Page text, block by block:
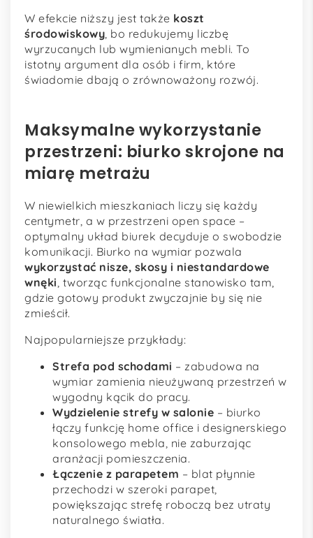
W efekcie niższy jest także koszt
środowiskowy, bo redukujemy liczbę
wyrzucanych lub wymienianych mebli. To
istotny argument dla osób i firm, które
świadomie dbają o zrównoważony rozwój.
Maksymalne wykorzystanie
przestrzeni: biurko skrojone na
miarę metrażu
W niewielkich mieszkaniach liczy się każdy
centymetr, a w przestrzeni open space –
optymalny układ biurek decyduje o swobodzie
komunikacji. Biurko na wymiar pozwala
wykorzystać nisze, skosy i niestandardowe
wnęki , tworząc funkcjonalne stanowisko tam,
gdzie gotowy produkt zwyczajnie by się nie
zmieścił.
Najpopularniejsze przykłady:
Strefa pod schodami – zabudowa na
wymiar zamienia nieużywaną przestrzeń w
wygodny kącik do pracy.
Wydzielenie strefy w salonie – biurko
łączy funkcję home office i designerskiego
konsolowego mebla, nie zaburzając
aranżacji pomieszczenia.
Łączenie z parapetem – blat płynnie
przechodzi w szeroki parapet,
powiększając strefę roboczą bez utraty
naturalnego światła.